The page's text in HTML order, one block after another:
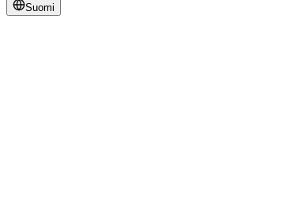
Suomi